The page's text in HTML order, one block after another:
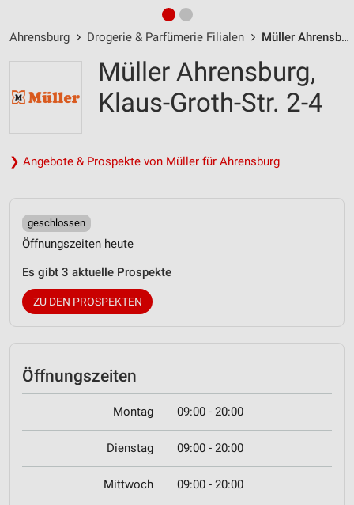
Ahrensburg Drogerie & Parfümerie Filialen Müller Ahrensburg / Klaus-Groth-Str. 2-4 - Öffnungszeiten & Adresse
Müller Ahrensburg,
Klaus-Groth-Str. 2-4
❯ Angebote & Prospekte von Müller für Ahrensburg
geschlossen
Öffnungszeiten heute
Es gibt 3 aktuelle Prospekte
ZU DEN PROSPEKTEN
Öffnungszeiten
Montag 09:00 - 20:00
Dienstag 09:00 - 20:00
Mittwoch 09:00 - 20:00